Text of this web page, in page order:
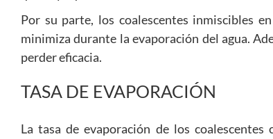
Por su parte, los coalescentes inmiscibles
minimiza durante la evaporación del agua.
perder eficacia.
TASA DE EVAPORACIÓN
La tasa de evaporación de los